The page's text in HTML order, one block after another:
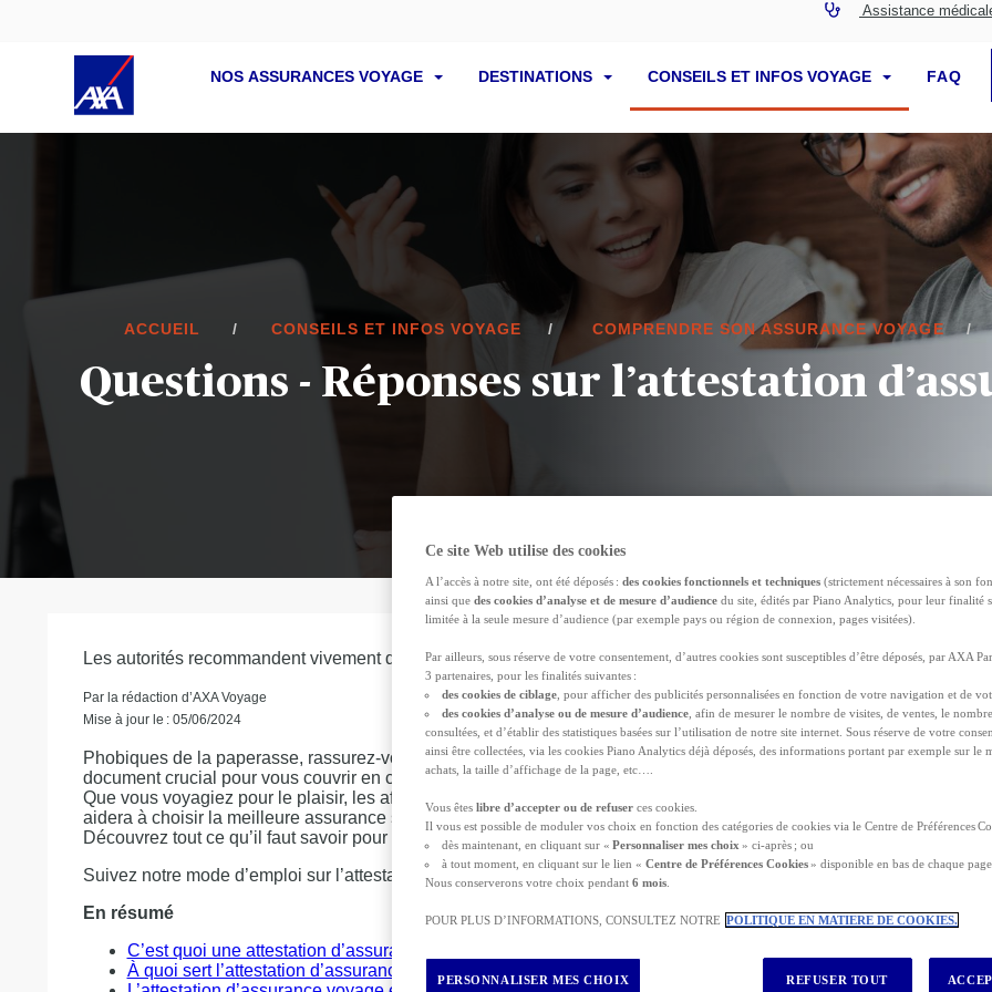
Assistance
NOS ASSURANCES VOYAGE DESTINATIONS CONSEILS ET INFOS VOYAGE FAQ
ACCUEIL CONSEILS ET INFOS VOYAGE COMPRENDRE SON ASSURANCE VOYAGE
Questions - Réponses sur l’attestation
Les autorités recommandent vivement de souscrire uneassurance voyage internationaleavant votre départ.
Par la rédaction d’AXA Voyage
Mise à jour le : 05/06/2024
Phobiques de la paperasse, rassurez-vous ! Nous allons vous expliquer comment obtenir facilement et rapidement
document crucial pour vous couvrir en cas de soucis de santé ou de toute autre éventualité lorsque vous partez à
Que vous voyagiez pour le plaisir, les affaires ou les études, comprendre l'importance de cette attestation
aidera à choisir la meilleure assurance selon vos besoins.
Découvrez tout ce qu’il faut savoir pour vous garantir la tranquillité d’esprit lors de vos déplacements.
Suivez notre mode d’emploi sur l’attestation d’assurance médicale de voyage.
En résumé
C’est quoi une attestation d’assurance voyage ?
À quoi sert l’attestation d’assurance voyage ?
Ce site Web utilise des cookies
A l’accès à notre site, ont été déposés : des cookies fonctionnels et techniques (strictement nécessaires à son
ainsi que des cookies d’analyse et de mesure d’audience du site, édités par Piano Analytics, pour leur finalité
limitée à la seule mesure d’audience (par exemple pays ou région de connexion, pages visitées).
Par ailleurs, sous réserve de votre consentement, d’autres cookies sont susceptibles d’être déposés, par AXA
3 partenaires, pour les finalités suivantes :
des cookies de ciblage , pour afficher des publicités personnalisées en fonction de votre navigation et de
des cookies d’analyse ou de mesure d’audience , afin de mesurer le nombre de visites, de ventes, le
consultées, et d’établir des statistiques basées sur l’utilisation de notre site internet. Sous réserve de votre
ainsi être collectées, via les cookies Piano Analytics déjà déposés, des informations portant par exemple sur le
achats, la taille d’affichage de la page, etc….
Vous êtes libre d’accepter ou de refuser ces cookies.
Il vous est possible de moduler vos choix en fonction des catégories de cookies via le Centre de Préférences
dès maintenant, en cliquant sur «Personnaliser mes choix » ci-après ; ou
à tout moment, en cliquant sur le lien «Centre de Préférences Cookies» disponible en bas de chaque
Nous conserverons votre choix pendant 6 mois
POUR PLUS D’INFORMATIONS, CONSULTEZ NOTRE POLITIQUE EN MATIERE DE COOKIES.
PERSONNALISER MES CHOIX REFUSER TOUT